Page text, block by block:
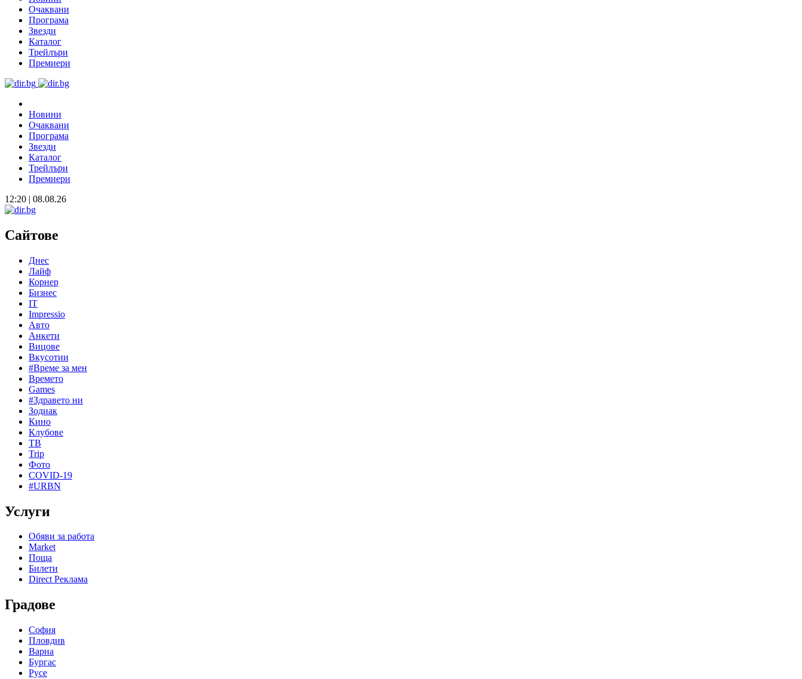
Очаквани
Програма
Звезди
Каталог
Трейлъри
Премиери
Новини
Очаквани
Програма
Звезди
Каталог
Трейлъри
Премиери
12:20 | 08.08.26
Сайтове
Днес
Лайф
Корнер
Бизнес
IT
Impressio
Авто
Анкети
Вицове
Вкусотии
#Време за мен
Времето
Games
#Здравето ни
Зодиак
Кино
Клубове
ТВ
Trip
Фото
COVID-19
#URBN
Услуги
Обяви за работа
Market
Поща
Билети
Direct Реклама
Градове
София
Пловдив
Варна
Бургас
Русе